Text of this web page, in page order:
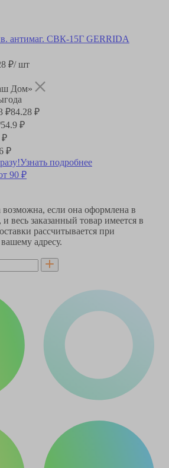
₽/ шт
Дом»
₽84.28 ₽
54.9 ₽
₽
₽
Узнать подробнее
90 ₽
возможна, если она оформлена в
, и весь заказанный товар имеется в
рассчитывается при
адресу.